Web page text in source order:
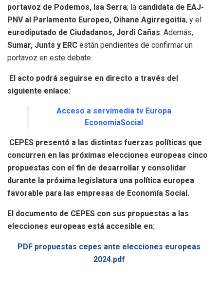
portavoz de Podemos, Isa Serra; la candidata de EAJ-
PNV al Parlamento Europeo, Oihane Agirregoitia, y el
eurodiputado de Ciudadanos, Jordi Cañas. Además,
Sumar, Junts y ERC están pendientes de confirmar un
portavoz en este debate.
El acto podrá seguirse en directo a través del
siguiente enlace:
Acceso a servimedia tv Europa
EconomiaSocial
CEPES presentó a las distintas fuerzas políticas que
concurren en las próximas elecciones europeas cinco
propuestas con el fin de desarrollar y consolidar
durante la próxima legislatura una política europea
favorable para las empresas de Economía Social.
El documento de CEPES con sus propuestas a las
elecciones europeas está accesible en:
PDF propuestas cepes ante elecciones europeas
2024.pdf